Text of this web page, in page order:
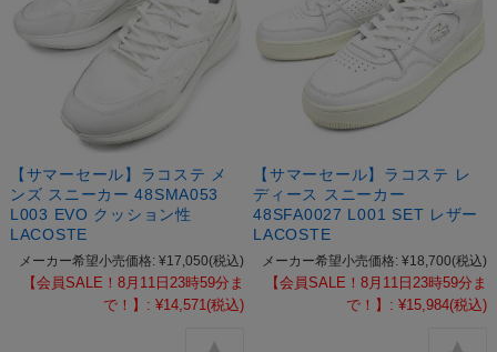
【サマーセール】ラコステ メ
ンズ スニーカー 48SMA053
L003 EVO クッション性
LACOSTE
メーカー希望小売価格: ¥17,050(税込)
【会員SALE！8月11日23時59分ま
で！】: ¥14,571(税込)
【サマーセール】ラコステ レ
ディース スニーカー
48SFA0027 L001 SET レザー
LACOSTE
メーカー希望小売価格: ¥18,700(税込)
【会員SALE！8月11日23時59分ま
で！】: ¥15,984(税込)